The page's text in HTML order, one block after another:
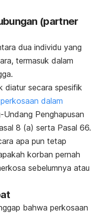
(partner
dua individu yang
termasuk dalam
diatur secara spesifik
perkosaan dalam
Penghapusan
8 (a) serta Pasal 66.
apa pun tetap
korban pernah
sebelumnya atau
bahwa perkosaan